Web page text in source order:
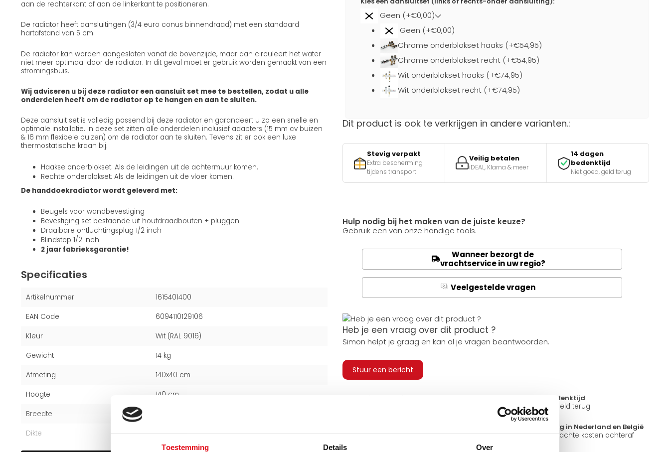
Toestemming Details Over
aan de rechterkant of aan de linkerkant te positioneren.
De radiator heeft aansluitingen (3/4 euro conus binnendraad) met een standaard
hartafstand van 5 cm.
De radiator kan worden aangesloten vanaf de bovenzijde, maar dan circuleert het water
niet meer optimaal door de radiator. In dit geval moet er gebruik worden gemaakt van een
stromingsbuis.
Wij adviseren u bij deze radiator een aansluit set mee te bestellen, zodat u alle
onderdelen heeft om de radiator op te hangen en aan te sluiten.
Deze aansluit set is volledig passend bij deze radiator en garandeert u zo een snelle en
optimale installatie. In deze set zitten alle onderdelen inclusief adapters (15 mm cv buizen
& 16 mm flexibele buizen) om de radiator aan te sluiten. Tevens zit er ook een luxe
thermostatische kraan bij.
Haakse onderblokset: Als de leidingen uit de achtermuur komen.
Rechte onderblokset: Als de leidingen uit de vloer komen.
De handdoekradiator wordt geleverd met:
Beugels voor wandbevestiging
Bevestiging set bestaande uit houtdraadbouten + pluggen
Draaibare ontluchtingsplug 1/2 inch
Blindstop 1/2 inch
2 jaar fabrieksgarantie!
Specificaties
Artikelnummer 1615401400
EAN Code 6094110129106
Kleur Wit (RAL 9016)
Gewicht 14 kg
Afmeting 140x40 cm
Hoogte 140 cm
Breedte
Dikte 3 cm
Geen (+€0,00)
Geen (+€0,00)
Chrome onderblokset haaks (+€54,95)
Chrome onderblokset recht (+€54,95)
Wit onderblokset haaks (+€74,95)
Wit onderblokset recht (+€74,95)
Dit product is ook te verkrijgen in andere varianten.:
Stevig verpakt
Extra bescherming
tijdens transport
Veilig betalen
iDEAL, Klarna & meer
14 dagen
bedenktijd
Niet goed, geld terug
Hulp nodig bij het maken van de juiste keuze?
Gebruik een van onze handige tools.
Wanneer bezorgt de
vrachtservice in uw regio?
A
Q Veelgestelde vragen
Heb je een vraag over dit product ?
Simon helpt je graag en kan al je vragen beantwoorden.
Stuur een bericht
14 dagen bedenktijd
Niet goed = Geld terug
Wij zijn 6 dagen per week open.
Snelle levering in Nederland en België
Geen onverwachte kosten achteraf